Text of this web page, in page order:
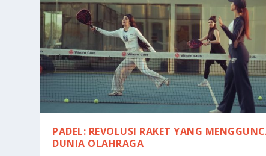
PADEL: REVOLUSI RAKET YANG
DUNIA OLAHRAGA